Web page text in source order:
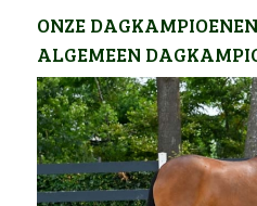
ONZE DAGKAMPIOENEN
ALGEMEEN